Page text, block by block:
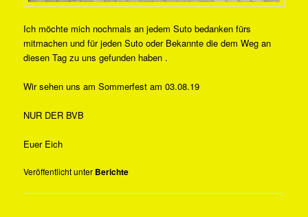
Ich möchte mich nochmals an jedem Suto bedanken fürs
mitmachen und für jeden Suto oder Bekannte die dem Weg an
diesen Tag zu uns gefunden haben .
Wir sehen uns am Sommerfest am 03.08.19
NUR DER BVB
Euer Eich
Veröffentlicht unter Berichte